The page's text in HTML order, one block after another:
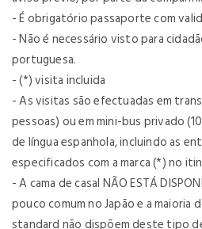
- É obrigatório passaporte com
- Não é necessário visto para
portuguesa.
- (*) visita incluida
- As visitas são efectuadas em
pessoas) ou em mini-bus privado
de língua espanhola, incluindo as
especificados com a marca (*) no
- A cama de casal NÃO ESTÁ
pouco comum no Japão e a maioria
standard não dispõem deste tipo